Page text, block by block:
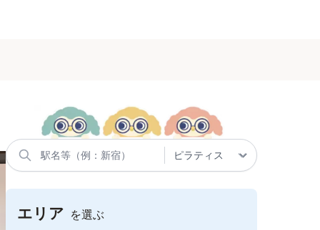
エリア を選ぶ